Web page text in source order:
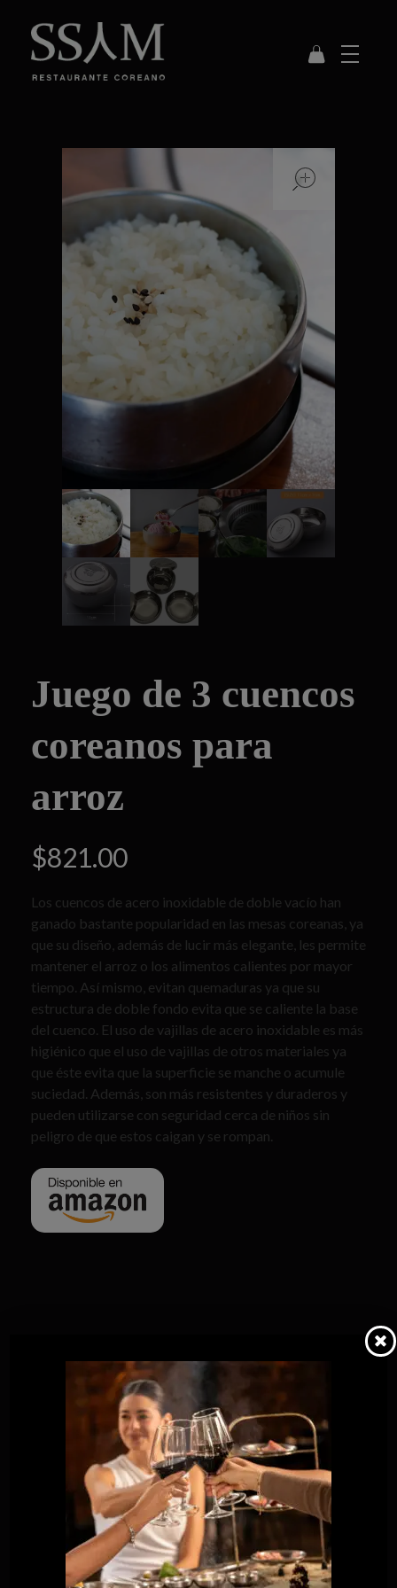
Juego de 3 cuencos
coreanos para
arroz
$821.00
Los cuencos de acero inoxidable de doble vacío han
ganado bastante popularidad en las mesas coreanas, ya
que su diseño, además de lucir más elegante, les permite
mantener el arroz o los alimentos calientes por mayor
tiempo. Así mismo, evitan quemaduras ya que su
estructura de doble fondo evita que se caliente la base
del cuenco. El uso de vajillas de acero inoxidable es más
higiénico que el uso de vajillas de otros materiales ya
que éste evita que la superficie se manche o acumule
suciedad. Además, son más resistentes y duraderos y
pueden utilizarse con seguridad cerca de niños sin
peligro de que estos caigan y se rompan.
Valoraciones 0
No hay valoraciones aún.
Sé El Primero En Valorar